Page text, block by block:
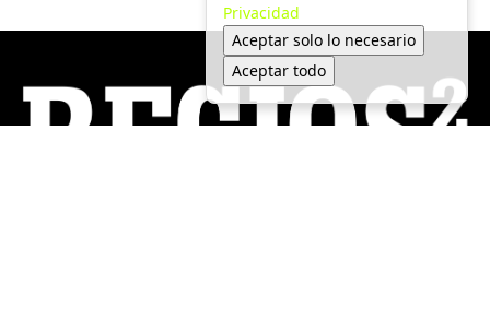
Privacidad
Aceptar solo lo necesario
Aceptar todo